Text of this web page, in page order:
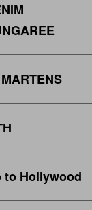
to Hollywood